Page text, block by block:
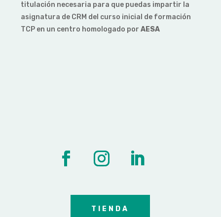
titulación necesaria para que puedas impartir la
asignatura de CRM del curso inicial de formación
TCP en un centro homologado por AESA
TIENDA